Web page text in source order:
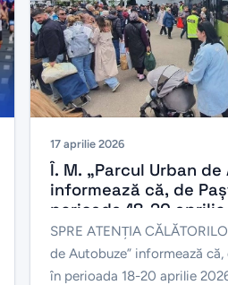
17 aprilie 2026
Î. M. „Parcul Urban de
informează că, de
perioada 18-20
operate modificări în
circulație a mai
autobuz.
SPRE ATENŢIA
de Autobuze” informează
în perioada 18-20 aprilie